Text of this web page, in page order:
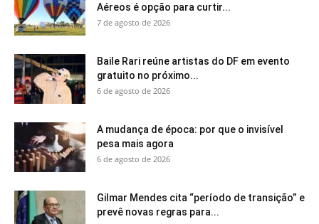
Aéreos é opção para curtir...
7 de agosto de 2026
Baile Rari reúne artistas do DF em evento
gratuito no próximo...
6 de agosto de 2026
A mudança de época: por que o invisível
pesa mais agora
6 de agosto de 2026
Gilmar Mendes cita “período de transição” e
prevê novas regras para...